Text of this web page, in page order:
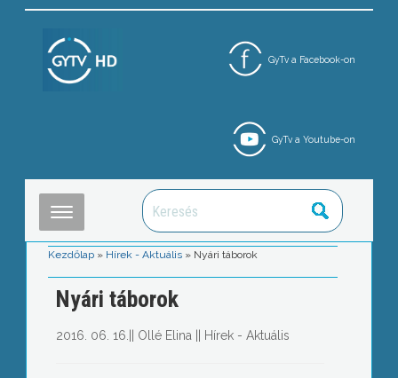
GyTv a Facebook-on
GyTv a Youtube-on
Kezdőlap » Hírek - Aktuális » Nyári táborok
Nyári táborok
2016. 06. 16. Ollé Elina Hírek - Aktuális